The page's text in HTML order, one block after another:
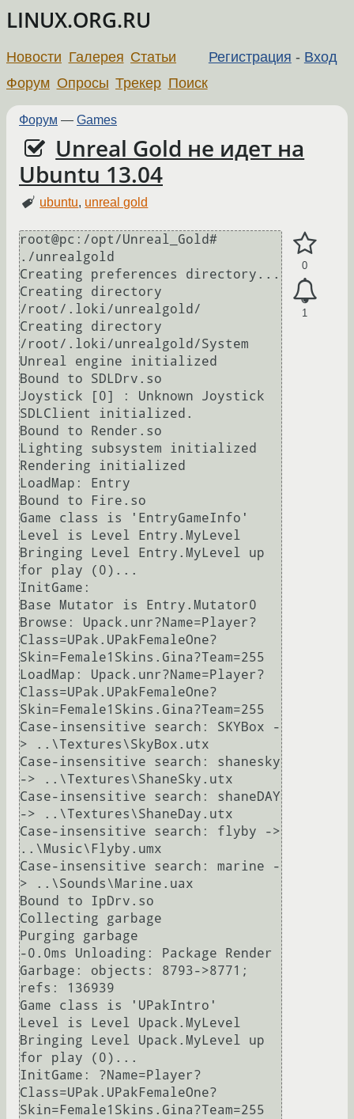
LINUX.ORG.RU
Регистрация - Вход
Новости Галерея Статьи
Форум Опросы Трекер Поиск
Форум — Games
Unreal Gold не идет на
Ubuntu 13.04
ubuntu, unreal gold
0
1
root@pc:/opt/Unreal_Gold#
./unrealgold
Creating preferences directory...
Creating directory
/root/.loki/unrealgold/
Creating directory
/root/.loki/unrealgold/System
Unreal engine initialized
Bound to SDLDrv.so
Joystick [0] : Unknown Joystick
SDLClient initialized.
Bound to Render.so
Lighting subsystem initialized
Rendering initialized
LoadMap: Entry
Bound to Fire.so
Game class is 'EntryGameInfo'
Level is Level Entry.MyLevel
Bringing Level Entry.MyLevel up
for play (0)...
InitGame:
Base Mutator is Entry.Mutator0
Browse: Upack.unr?Name=Player?
Class=UPak.UPakFemaleOne?
Skin=Female1Skins.Gina?Team=255
LoadMap: Upack.unr?Name=Player?
Class=UPak.UPakFemaleOne?
Skin=Female1Skins.Gina?Team=255
Case-insensitive search: SKYBox -
> ..\Textures\SkyBox.utx
Case-insensitive search: shanesky
-> ..\Textures\ShaneSky.utx
Case-insensitive search: shaneDAY
-> ..\Textures\ShaneDay.utx
Case-insensitive search: flyby ->
..\Music\Flyby.umx
Case-insensitive search: marine -
> ..\Sounds\Marine.uax
Bound to IpDrv.so
Collecting garbage
Purging garbage
-0.0ms Unloading: Package Render
Garbage: objects: 8793->8771;
refs: 136939
Game class is 'UPakIntro'
Level is Level Upack.MyLevel
Bringing Level Upack.MyLevel up
for play (0)...
InitGame: ?Name=Player?
Class=UPak.UPakFemaleOne?
Skin=Female1Skins.Gina?Team=255